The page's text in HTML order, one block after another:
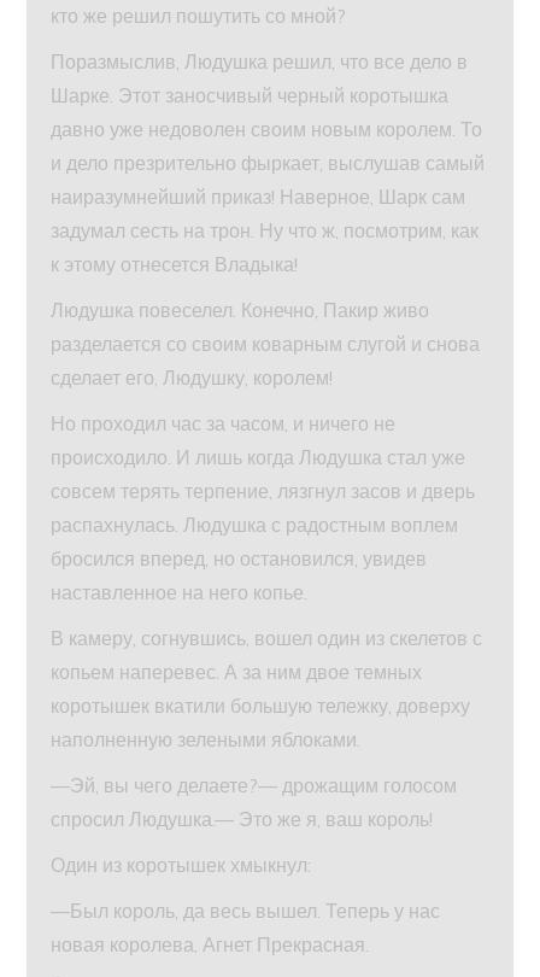
кто же решил пошутить со мной?
Поразмыслив, Людушка решил, что все дело в
Шарке. Этот заносчивый черный коротышка
давно уже недоволен своим новым королем. То
и дело презрительно фыркает, выслушав самый
наиразумнейший приказ! Наверное, Шарк сам
задумал сесть на трон. Ну что ж, посмотрим, как
к этому отнесется Владыка!
Людушка повеселел. Конечно, Пакир живо
разделается со своим коварным слугой и снова
сделает его, Людушку, королем!
Но проходил час за часом, и ничего не
происходило. И лишь когда Людушка стал уже
совсем терять терпение, лязгнул засов и дверь
распахнулась. Людушка с радостным воплем
бросился вперед, но остановился, увидев
наставленное на него копье.
В камеру, согнувшись, вошел один из скелетов с
копьем наперевес. А за ним двое темных
коротышек вкатили большую тележку, доверху
наполненную зелеными яблоками.
—Эй, вы чего делаете?— дрожащим голосом
спросил Людушка.— Это же я, ваш король!
Один из коротышек хмыкнул:
—Был король, да весь вышел. Теперь у нас
новая королева, Агнет Прекрасная.